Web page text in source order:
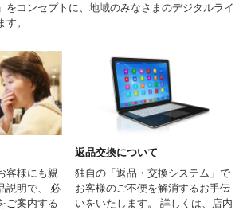
をコンセプトに、地域のみなさまのデジタルライ
。
客様にも親
説明で、 必
ご案内する
返品交換について
独自の「返品・交換システム」で
お客様のご不便を解消するお手伝
いをいたします。 詳しくは、店内